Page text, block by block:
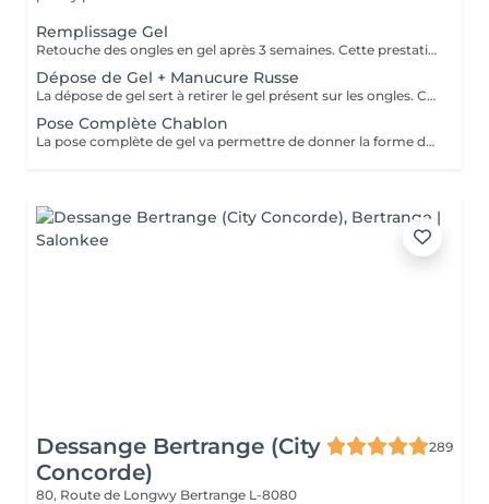
Remplissage Gel
Retouche des ongles en gel après 3 semaines. Cette prestation va permettre d'entretenir les ongles en gel en ponçant la surface du gel et en remodelant l'ongle avec une nouvelle couche de gel et de couleur.
Dépose de Gel + Manucure Russe
La dépose de gel sert à retirer le gel présent sur les ongles. Cette prestation comprend le ponçage du gel et une manucure.
Pose Complète Chablon
La pose complète de gel va permettre de donner la forme désirée en rallongeant les ongles (préalablement préparés) par la technique du chablon. Ensuite vient la pose du gel qui sera façonné et enfin la pose de la couleur ou de la French.
Dessange Bertrange (City
Concorde)
289
80, Route de Longwy Bertrange L-8080